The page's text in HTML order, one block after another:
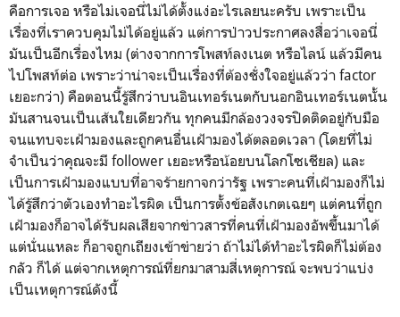
คือการเจอ หรือไม่เจอนี่ไม่ได้ตั้งแง่อะไรเลยนะครับ เพราะเป็น
เรื่องที่เราควบคุมไม่ได้อยู่แล้ว แต่การป่าวประกาศลงสื่อว่าเจอนี่
มันเป็นอีกเรื่องไหม (ต่างจากการโพสท์ลงเนต หรือไลน์ แล้วมีคน
ไปโพสท์ต่อ เพราะว่าน่าจะเป็นเรื่องที่ต้องชั่งใจอยู่แล้วว่า factor
เยอะกว่า) คือตอนนี้รู้สึกว่าบนอินเทอร์เนตกับนอกอินเทอร์เนตนั้น
มันสานจนเป็นเส้นใยเดียวกัน ทุกคนมีกล้องวงจรปิดติดอยู่กับมือ
จนแทบจะเฝ้ามองและถูกคนอื่นเฝ้ามองได้ตลอดเวลา (โดยที่ไม่
จำเป็นว่าคุณจะมี follower เยอะหรือน้อยบนโลกโซเชียล) และ
เป็นการเฝ้ามองแบบที่อาจร้ายกาจกว่ารัฐ เพราะคนที่เฝ้ามองก็ไม่
ได้รู้สึกว่าตัวเองทำอะไรผิด เป็นการตั้งข้อสังเกตเฉยๆ แต่คนที่ถูก
เฝ้ามองก็อาจได้รับผลเสียจากข่าวสารที่คนที่เฝ้ามองอัพขึ้นมาได้
แต่นั่นแหละ ก็อาจถูกเถียงเข้าข่ายว่า ถ้าไม่ได้ทำอะไรผิดก็ไม่ต้อง
กลัว ก็ได้ แต่จากเหตุการณ์ที่ยกมาสามสี่เหตุการณ์ จะพบว่าแบ่ง
เป็นเหตุการณ์ดังนี้